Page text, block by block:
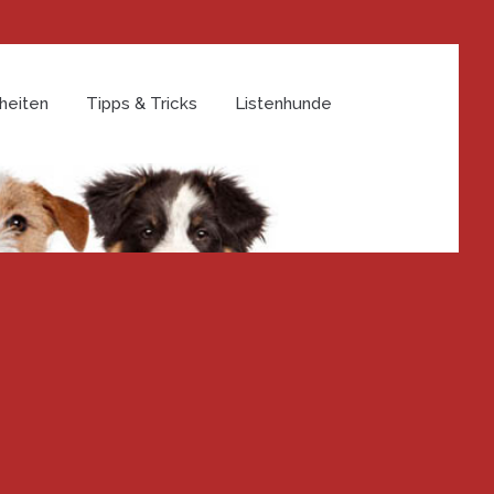
Tipps & Tricks Listenhunde